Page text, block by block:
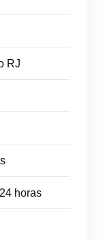
RJ
horas